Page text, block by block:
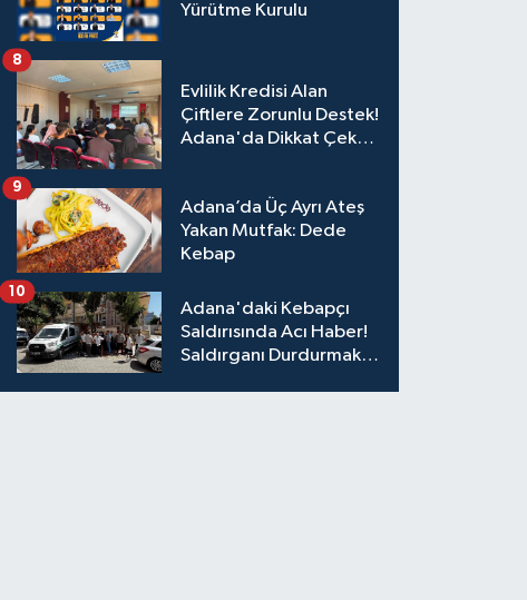
Yürütme Kurulu
Evlilik Kredisi Alan
Çiftlere Zorunlu Destek!
Adana'da Dikkat Çeken
8
Adana’da Üç Ayrı Ateş
Yakan Mutfak: Dede
Kebap
9
Adana'daki Kebapçı
Saldırısında Acı Haber!
Saldırganı Durdurmak
10